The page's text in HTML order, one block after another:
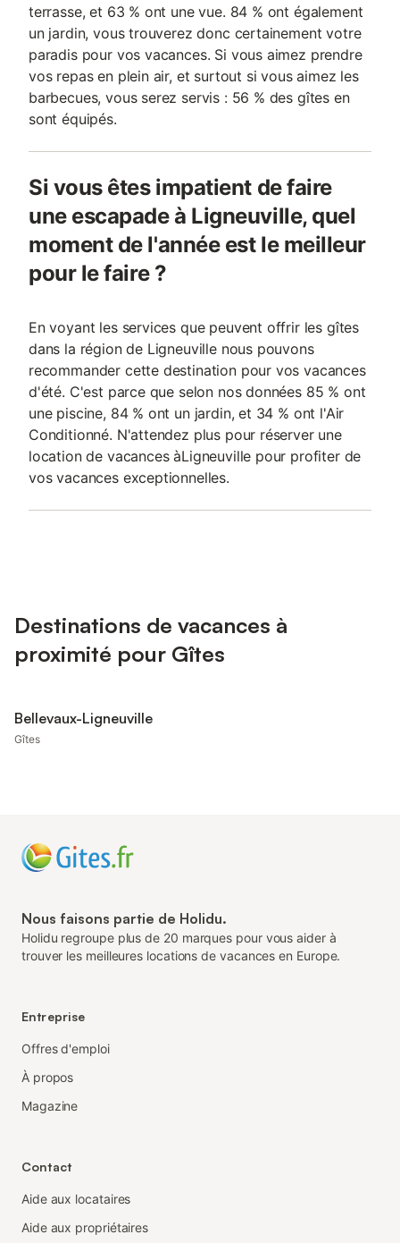
terrasse, et 63 % ont une vue. 84 % ont également
un jardin, vous trouverez donc certainement votre
paradis pour vos vacances. Si vous aimez prendre
vos repas en plein air, et surtout si vous aimez les
barbecues, vous serez servis : 56 % des gîtes en
sont équipés.
Si vous êtes impatient de faire
une escapade à Ligneuville, quel
moment de l'année est le meilleur
pour le faire ?
En voyant les services que peuvent offrir les gîtes
dans la région de Ligneuville nous pouvons
recommander cette destination pour vos vacances
d'été. C'est parce que selon nos données 85 % ont
une piscine, 84 % ont un jardin, et 34 % ont l'Air
Conditionné. N'attendez plus pour réserver une
location de vacances àLigneuville pour profiter de
vos vacances exceptionnelles.
Destinations de vacances à
proximité pour Gîtes
Bellevaux-Ligneuville
Gîtes
Nous faisons partie de Holidu.
Holidu regroupe plus de 20 marques pour vous aider à
trouver les meilleures locations de vacances en Europe.
Entreprise
Offres d'emploi
À propos
Magazine
Contact
Aide aux locataires
Aide aux propriétaires